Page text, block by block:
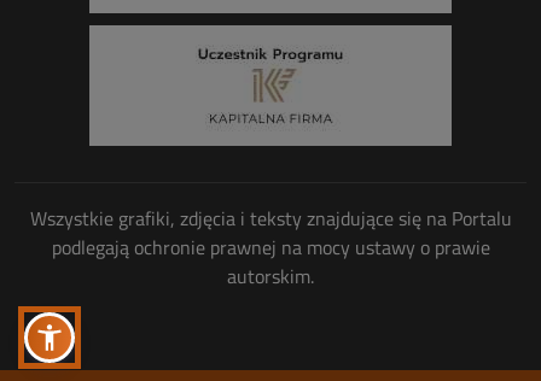
Wszystkie grafiki, zdjęcia i teksty znajdujące się na Portalu
podlegają ochronie prawnej na mocy ustawy o prawie
autorskim.